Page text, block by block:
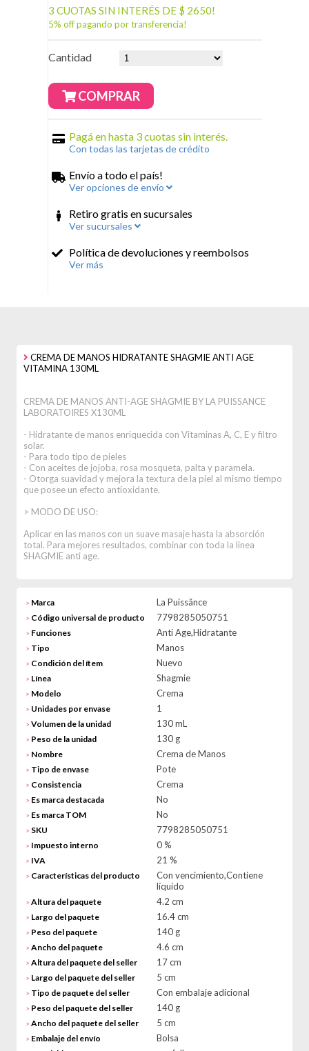
3 CUOTAS SIN INTERÉS DE $ 2650!
5% off pagando por transferencia!
Cantidad
COMPRAR
Pagá en hasta 3 cuotas sin interés.
Con todas las tarjetas de crédito
Envío a todo el país!
Ver opciones de envío
Retiro gratis en sucursales
Ver sucursales
Política de devoluciones y reembolsos
Ver más
CREMA DE MANOS HIDRATANTE SHAGMIE ANTI AGE
VITAMINA 130ML
CREMA DE MANOS ANTI-AGE SHAGMIE BY LA PUISSANCE
LABORATOIRES X130ML
- Hidratante de manos enriquecida con Vitaminas A, C, E y filtro
solar.
- Para todo tipo de pieles
- Con aceites de jojoba, rosa mosqueta, palta y paramela.
- Otorga suavidad y mejora la textura de la piel al mismo tiempo
que posee un efecto antioxidante.
> MODO DE USO:
Aplicar en las manos con un suave masaje hasta la absorción
total. Para mejores resultados, combinar con toda la linea
SHAGMIE anti age.
> Marca La Puissânce
> Código universal de producto 7798285050751
> Funciones Anti Age,Hidratante
> Tipo Manos
> Condición del ítem Nuevo
> Línea Shagmie
> Modelo Crema
> Unidades por envase 1
> Volumen de la unidad 130 mL
> Peso de la unidad 130 g
> Nombre Crema de Manos
> Tipo de envase Pote
> Consistencia Crema
> Es marca destacada No
> Es marca TOM No
> SKU 7798285050751
> Impuesto interno 0 %
> IVA 21 %
> Características del producto
Con vencimiento,Contiene
líquido
> Altura del paquete 4.2 cm
> Largo del paquete 16.4 cm
> Peso del paquete 140 g
> Ancho del paquete 4.6 cm
> Altura del paquete del seller 17 cm
> Largo del paquete del seller 5 cm
> Tipo de paquete del seller Con embalaje adicional
> Peso del paquete del seller 140 g
> Ancho del paquete del seller 5 cm
> Embalaje del envío Bolsa